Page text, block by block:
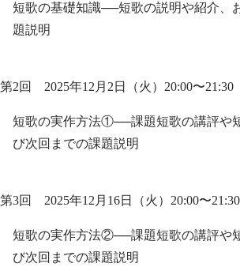
短歌の基礎知識──短歌の説明や紹介、
題説明
第2回 2025年12月2日（火）20:00〜21:30
短歌の実作方法①──課題短歌の講評や
び次回までの課題説明
第3回 2025年12月16日（火）20:00〜21:30
短歌の実作方法②──課題短歌の講評や
び次回までの課題説明